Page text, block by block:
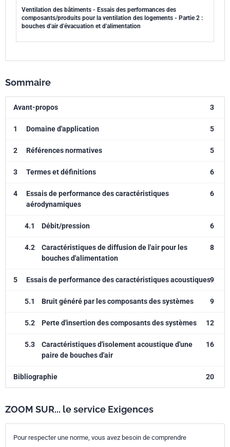
Ventilation des bâtiments - Essais des performances des
composants/produits pour la ventilation des logements - Partie 2 :
bouches d'air d'évacuation et d'alimentation
Sommaire
Avant-propos 3
1 Domaine d'application 5
2 Références normatives 5
3 Termes et définitions 6
4
Essais de performance des caractéristiques
aérodynamiques
6
4.1 Débit/pression 6
4.2
Caractéristiques de diffusion de l'air pour les
bouches d'alimentation
8
5 Essais de performance des caractéristiques acoustiques9
5.1 Bruit généré par les composants des systèmes 9
5.2 Perte d'insertion des composants des systèmes 12
5.3
Caractéristiques d'isolement acoustique d'une
paire de bouches d'air
16
Bibliographie 20
ZOOM SUR... le service Exigences
Pour respecter une norme, vous avez besoin de comprendre